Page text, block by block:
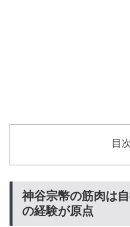
目
神谷宗幣の筋肉は
の経験が原点